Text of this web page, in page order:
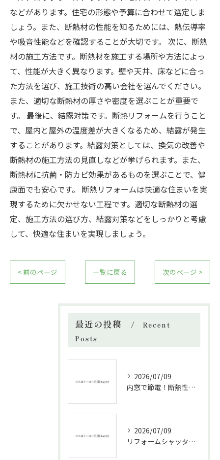
などがあります。住宅の形態や予算に合わせて選定しま
しょう。また、断熱材の性能を知るためには、熱伝導率
や吸音性能などを確認することが大切です。 次に、断熱
材の施工方法です。断熱材を施工する場所や方法によっ
て、性能が大きく異なります。壁や天井、床などに合っ
た方法を選び、施工技術の高い会社を選んでください。
また、適切な断熱材の厚さや密度を選ぶことが重要で
す。 最後に、結露対策です。断熱リフォームを行うこと
で、屋内と屋外の温度差が大きくなるため、結露が発生
することがあります。結露対策としては、換気の改善や
断熱材の施工方法の見直しなどが挙げられます。また、
断熱材に抗菌・防カビ効果があるものを選ぶことで、健
康面でも安心です。 断熱リフォームは快適な住まいを実
現するために欠かせない工程です。適切な断熱材の選
定、施工方法の選び方、結露対策などをしっかりと考慮
して、快適な住まいを実現しましょう。
< 前のページ 一覧に戻る 次のページ >
最近の投稿
Recent
Posts
2026/07/09
内窓で節電！断熱性能と補助金活用法
2026/07/09
リフォームシャッターで叶える台風対策の効果的方法